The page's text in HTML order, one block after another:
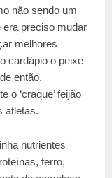
não sendo um
era preciso mudar
melhores
cardápio o peixe
então,
o ‘craque’ feijão
atletas.
nutrientes
ferro,